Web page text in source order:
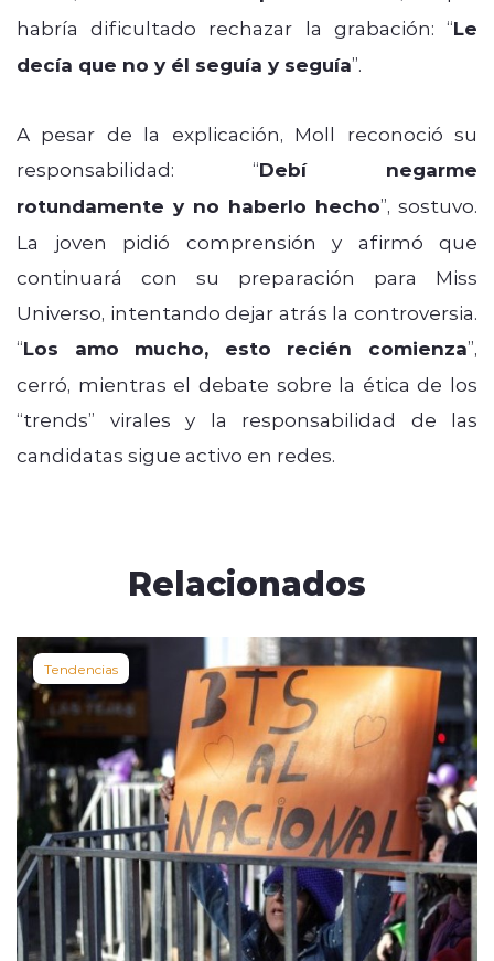
habría dificultado rechazar la grabación: “Le
decía que no y él seguía y seguía”.
A pesar de la explicación, Moll reconoció su
responsabilidad: “Debí negarme
rotundamente y no haberlo hecho”, sostuvo.
La joven pidió comprensión y afirmó que
continuará con su preparación para Miss
Universo, intentando dejar atrás la controversia.
“Los amo mucho, esto recién comienza”,
cerró, mientras el debate sobre la ética de los
“trends” virales y la responsabilidad de las
candidatas sigue activo en redes.
Relacionados
Tendencias